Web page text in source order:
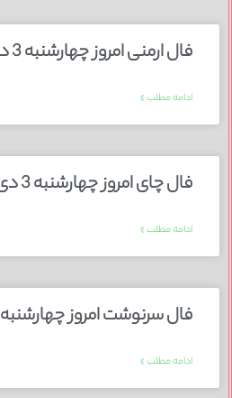
فال ارمنی امروز چهارشنبه 3 دی 1404
ادامه مطلب »
فال چای امروز چهارشنبه 3 دی 1404
ادامه مطلب »
فال سرنوشت امروز چهارشنبه 3 دی 1404
ادامه مطلب »